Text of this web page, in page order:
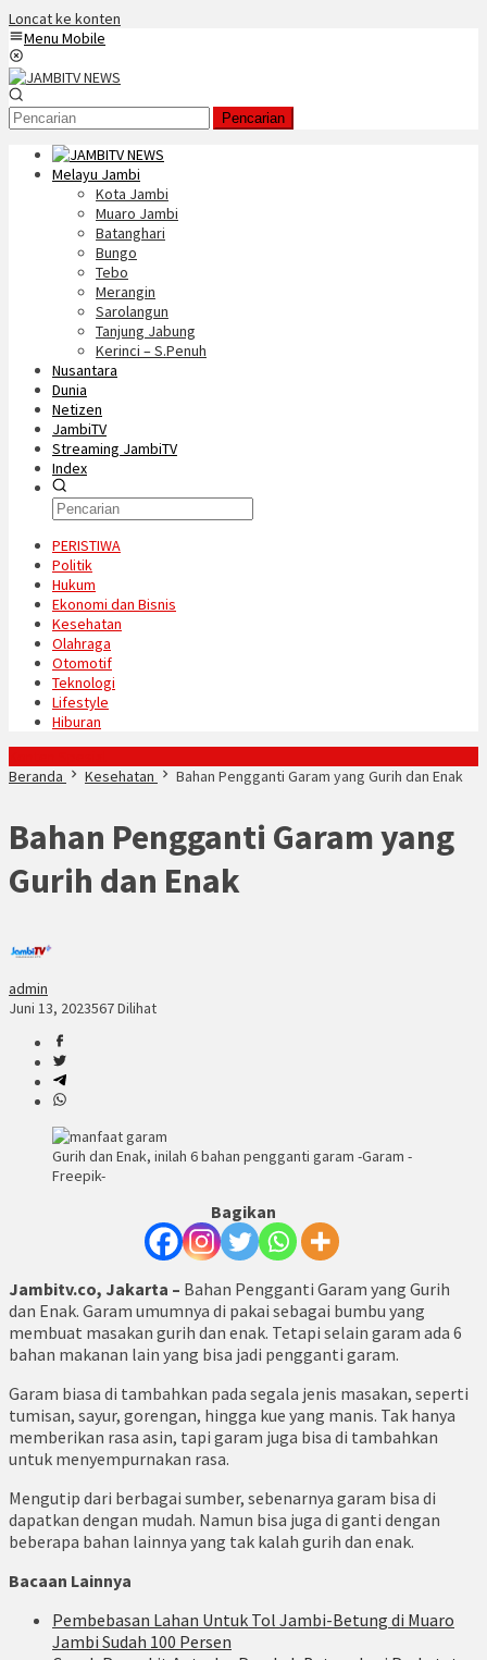
Loncat ke konten
Menu Mobile
Pencarian
Melayu Jambi
Kota Jambi
Muaro Jambi
Batanghari
Bungo
Tebo
Merangin
Sarolangun
Tanjung Jabung
Kerinci – S.Penuh
Nusantara
Dunia
Netizen
JambiTV
Streaming JambiTV
Index
PERISTIWA
Politik
Hukum
Ekonomi dan Bisnis
Kesehatan
Olahraga
Otomotif
Teknologi
Lifestyle
Hiburan
Beranda
Kesehatan Bahan Pengganti Garam yang Gurih dan Enak
Bahan Pengganti Garam yang
Gurih dan Enak
admin
Juni 13, 2023567 Dilihat
Gurih dan Enak, inilah 6 bahan pengganti garam -Garam -
Freepik-
Bagikan
Jambitv.co, Jakarta – Bahan Pengganti Garam yang Gurih
dan Enak. Garam umumnya di pakai sebagai bumbu yang
membuat masakan gurih dan enak. Tetapi selain garam ada 6
bahan makanan lain yang bisa jadi pengganti garam.
Garam biasa di tambahkan pada segala jenis masakan, seperti
tumisan, sayur, gorengan, hingga kue yang manis. Tak hanya
memberikan rasa asin, tapi garam juga bisa di tambahkan
untuk menyempurnakan rasa.
Mengutip dari berbagai sumber, sebenarnya garam bisa di
dapatkan dengan mudah. Namun bisa juga di ganti dengan
beberapa bahan lainnya yang tak kalah gurih dan enak.
Bacaan Lainnya
Pembebasan Lahan Untuk Tol Jambi-Betung di Muaro
Jambi Sudah 100 Persen